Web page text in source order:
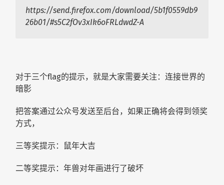
https://send.firefox.com/download/5b1f0559db9
26b01/#s5C2fOv3xIk6oFRLdwdZ-A
对于三个flag的提示，就是大家需要关注：连接世界的
暗影
把答案通过公众号发送至后台，如果正确将会得到领奖
方式，
三等奖提示：鼠年大吉
二等奖提示：年兽对年画进行了破坏